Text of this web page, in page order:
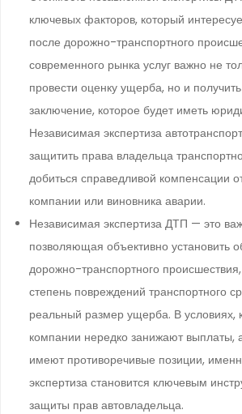
ключевых факторов, который
после дорожно-транспортного
современного рынка услуг важно не
провести оценку ущерба, но и
заключение, которое будет иметь
Независимая экспертиза
защитить права владельца
добиться справедливой компенсации
компании или виновника аварии.
Независимая экспертиза ДТП — это
позволяющая объективно установить
дорожно-транспортного
степень повреждений транспортного
реальный размер ущерба. В условиях,
компании нередко занижают выплаты,
имеют противоречивые позиции,
экспертиза становится ключевым
защиты прав автовладельца.